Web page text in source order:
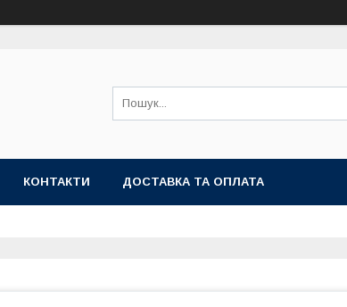
КОНТАКТИ ДОСТАВКА ТА ОПЛАТА